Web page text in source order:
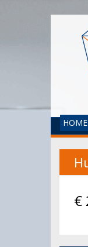
HOME
€